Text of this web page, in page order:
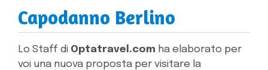
Capodanno Berlino
Lo Staff di Optatravel.com ha elaborato per
voi una nuova proposta per visitare la